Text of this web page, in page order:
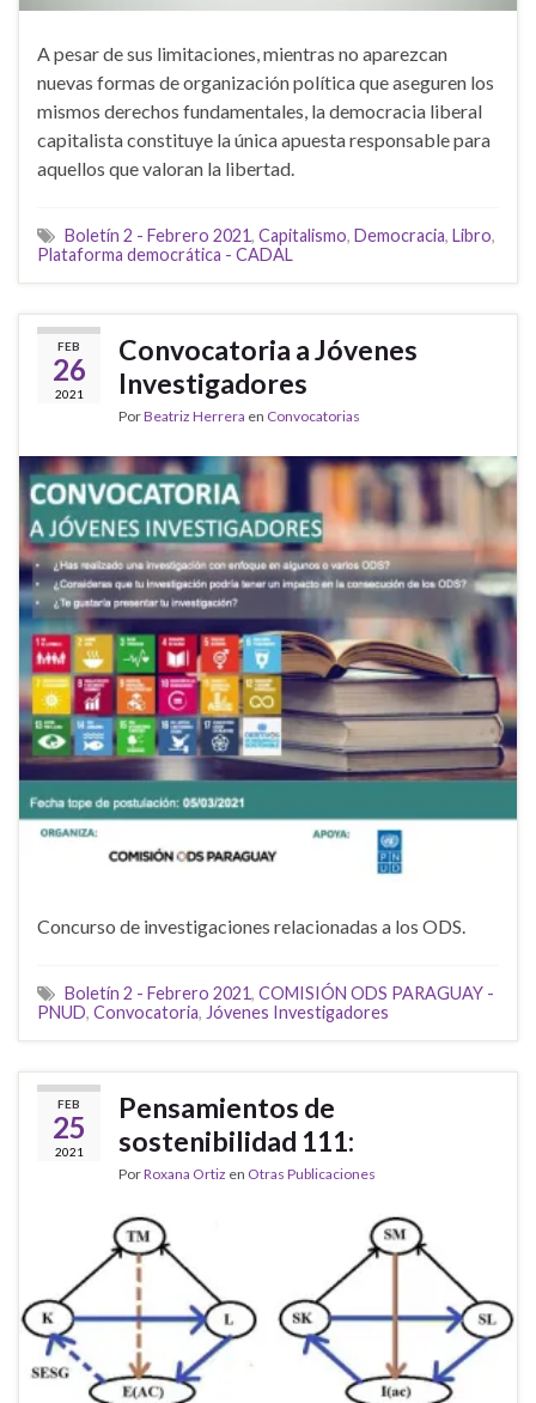
A pesar de sus limitaciones, mientras no aparezcan
nuevas formas de organización política que aseguren los
mismos derechos fundamentales, la democracia liberal
capitalista constituye la única apuesta responsable para
aquellos que valoran la libertad.
Boletín 2 - Febrero 2021, Capitalismo, Democracia, Libro,
Plataforma democrática - CADAL
FEB
26
2021
Convocatoria a Jóvenes
Investigadores
PorBeatriz Herrera en Convocatorias
Concurso de investigaciones relacionadas a los ODS.
Boletín 2 - Febrero 2021, COMISIÓN ODS PARAGUAY -
PNUD, Convocatoria, Jóvenes Investigadores
FEB
25
2021
Pensamientos de
sostenibilidad 111:
PorRoxana Ortiz en Otras Publicaciones